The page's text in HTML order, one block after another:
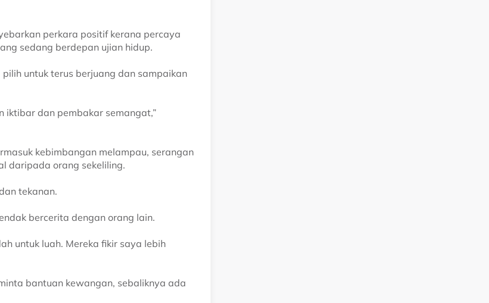
perkara positif kerana percaya
sedang berdepan ujian hidup.
untuk terus berjuang dan sampaikan
iktibar dan pembakar semangat,”
kebimbangan melampau, serangan
daripada orang sekeliling.
tekanan.
bercerita dengan orang lain.
untuk luah. Mereka fikir saya lebih
bantuan kewangan, sebaliknya ada